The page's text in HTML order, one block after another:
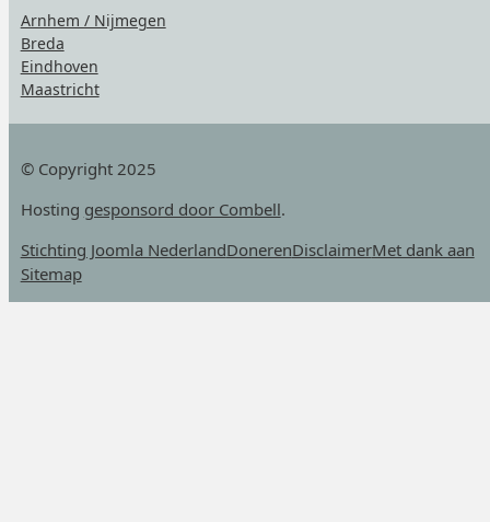
Arnhem / Nijmegen
Breda
Eindhoven
Maastricht
© Copyright 2025
Hosting gesponsord door Combell.
Stichting Joomla NederlandDonerenDisclaimerMet dank aan
Sitemap